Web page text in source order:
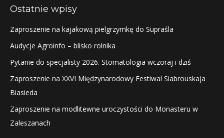
Ostatnie wpisy
Zaproszenie na kajakową pielgrzymkę do Supraśla
Audycje Agroinfo – blisko rolnika
Pytanie do specjalisty 2026. Stomatologia wczoraj i dziś
Zaproszenie na XXVI Międzynarodowy Festiwal Siabrouskaja
Biasieda
Zaproszenie na modlitewne uroczystości do Monasteru w
Zaleszanach